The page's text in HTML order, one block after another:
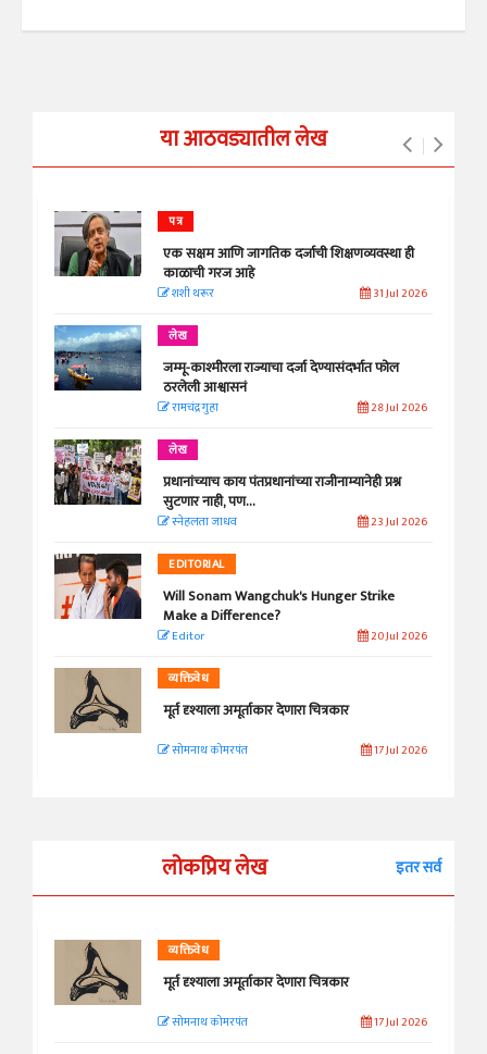
या आठवड्यातील लेख
पत्र
एक सक्षम आणि जागतिक दर्जाची शिक्षणव्यवस्था ही
काळाची गरज आहे
शशी थरूर 31 Jul 2026
लेख
जम्मू-काश्मीरला राज्याचा दर्जा देण्यासंदर्भात फोल
ठरलेली आश्वासनं
रामचंद्र गुहा 28 Jul 2026
लेख
प्रधानांच्याच काय पंतप्रधानांच्या राजीनाम्यानेही प्रश्न
सुटणार नाही, पण...
स्नेहलता जाधव 23 Jul 2026
EDITORIAL
Will Sonam Wangchuk's Hunger Strike
Make a Difference?
Editor 20 Jul 2026
व्यक्तिवेध
मूर्त दृश्याला अमूर्ताकार देणारा चित्रकार
सोमनाथ कोमरपंत 17 Jul 2026
लोकप्रिय लेख इतर सर्व
व्यक्तिवेध
मूर्त दृश्याला अमूर्ताकार देणारा चित्रकार
सोमनाथ कोमरपंत 17 Jul 2026